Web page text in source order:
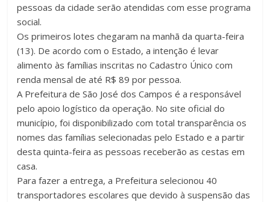
pessoas da cidade serão atendidas com esse programa
social.
Os primeiros lotes chegaram na manhã da quarta-feira
(13). De acordo com o Estado, a intenção é levar
alimento às famílias inscritas no Cadastro Único com
renda mensal de até R$ 89 por pessoa.
A Prefeitura de São José dos Campos é a responsável
pelo apoio logístico da operação. No site oficial do
município, foi disponibilizado com total transparência os
nomes das famílias selecionadas pelo Estado e a partir
desta quinta-feira as pessoas receberão as cestas em
casa.
Para fazer a entrega, a Prefeitura selecionou 40
transportadores escolares que devido à suspensão das